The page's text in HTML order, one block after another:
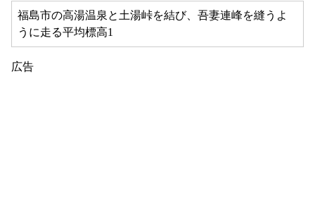
福島市の高湯温泉と土湯峠を結び、吾妻連峰を縫うよ
うに走る平均標高1
広告